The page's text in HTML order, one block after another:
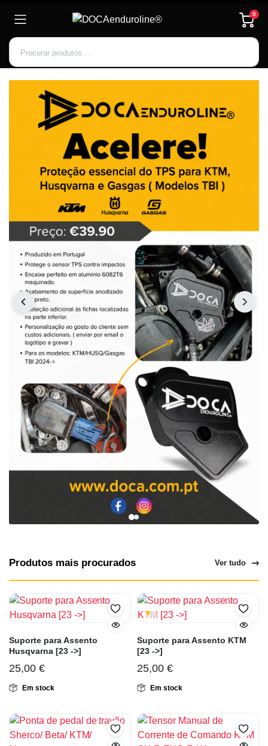
0
Produtos mais procurados Ver tudo
Suporte para Assento
Husqvarna [23 ->]
25,00 €
Em stock
Suporte para Assento KTM
[23 ->]
25,00 €
Em stock
Inscrever-se